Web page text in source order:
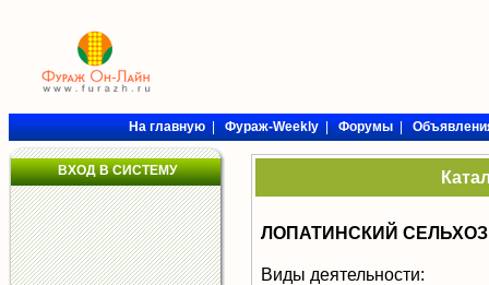
На главную|Фураж-Weekly|Форумы|
ВХОД В СИСТЕМУ
ЛОПАТИНСКИЙ
Виды деятельности: